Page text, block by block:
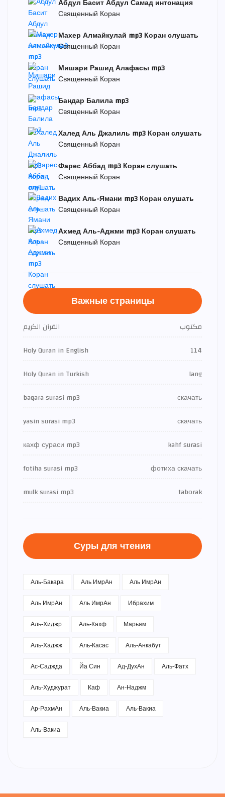
Абдул Басит Абдул Самад интонация
Священный Коран
Махер Алмайкулай mp3 Коран слушать
Священный Коран
Мишари Рашид Алафасы mp3
Священный Коран
Бандар Балила mp3
Священный Коран
Халед Аль Джалиль mp3 Коран слушать
Священный Коран
Фарес Аббад mp3 Коран слушать
Священный Коран
Вадих Аль-Ямани mp3 Коран слушать
Священный Коран
Ахмед Аль-Аджми mp3 Коран слушать
Священный Коран
Важные страницы
القرآن الكريم
مكتوب
Holy Quran in English
114
Holy Quran in Turkish
lang
baqara surasi mp3
скачать
yasin surasi mp3
скачать
кахф сураси mp3
kahf surasi
fotiha surasi mp3
фотиха скачать
mulk surasi mp3
taborak
Суры для чтения
Аль-Бакара Аль ИмрАн
Аль ИмрАн
Аль ИмрАн
Аль ИмрАн
Ибрахим
Аль-Хиджр
Аль-Кахф
Марьям
Аль-Хаджж
Аль-Касас
Аль-Анкабут
Ас-Саджда
Йа Син Ад-ДухАн
Аль-Фатх
Аль-Худжурат
Каф
Ан-Наджм
Ар-РахмАн
Аль-Вакиа
Аль-Вакиа
Аль-Вакиа